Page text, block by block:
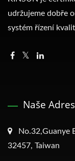
udržujeme dobře
systém řízení
Naše
No.32,Guanye
32457, Taiwan